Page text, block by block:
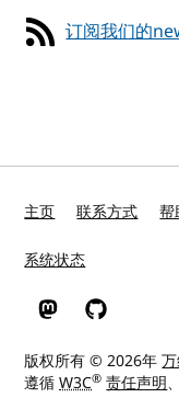
订阅我们的
主页 联系方式 帮
系统状态
W3C 在 Mastodon
W3C 在
版权所有 © 2026年
遵循W3C® 责任声明